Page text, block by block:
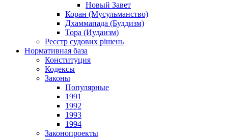
Новый Завет
Коран (Мусульманство)
Дхаммапада (Буддизм)
Тора (Иудаизм)
Реєстр судових рішень
Нормативная база
Конституция
Кодексы
Законы
Популярные
1991
1992
1993
1994
Законопроекты